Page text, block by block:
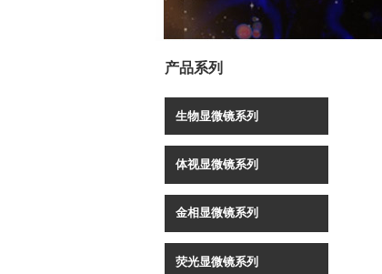
产品系列
生物显微镜系列
体视显微镜系列
金相显微镜系列
荧光显微镜系列